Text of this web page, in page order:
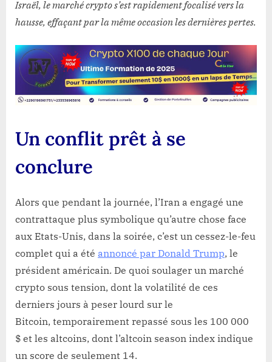
Israël, le marché crypto s’est rapidement focalisé vers la
hausse, effaçant par la même occasion les dernières pertes.
Un conflit prêt à se
conclure
Alors que pendant la journée, l’Iran a engagé une
contrattaque plus symbolique qu’autre chose face
aux Etats-Unis, dans la soirée, c’est un cessez-le-feu
complet qui a été annoncé par Donald Trump, le
président américain. De quoi soulager un marché
crypto sous tension, dont la volatilité de ces
derniers jours à peser lourd sur le
Bitcoin, temporairement repassé sous les 100 000
$ et les altcoins, dont l’altcoin season index indique
un score de seulement 14.